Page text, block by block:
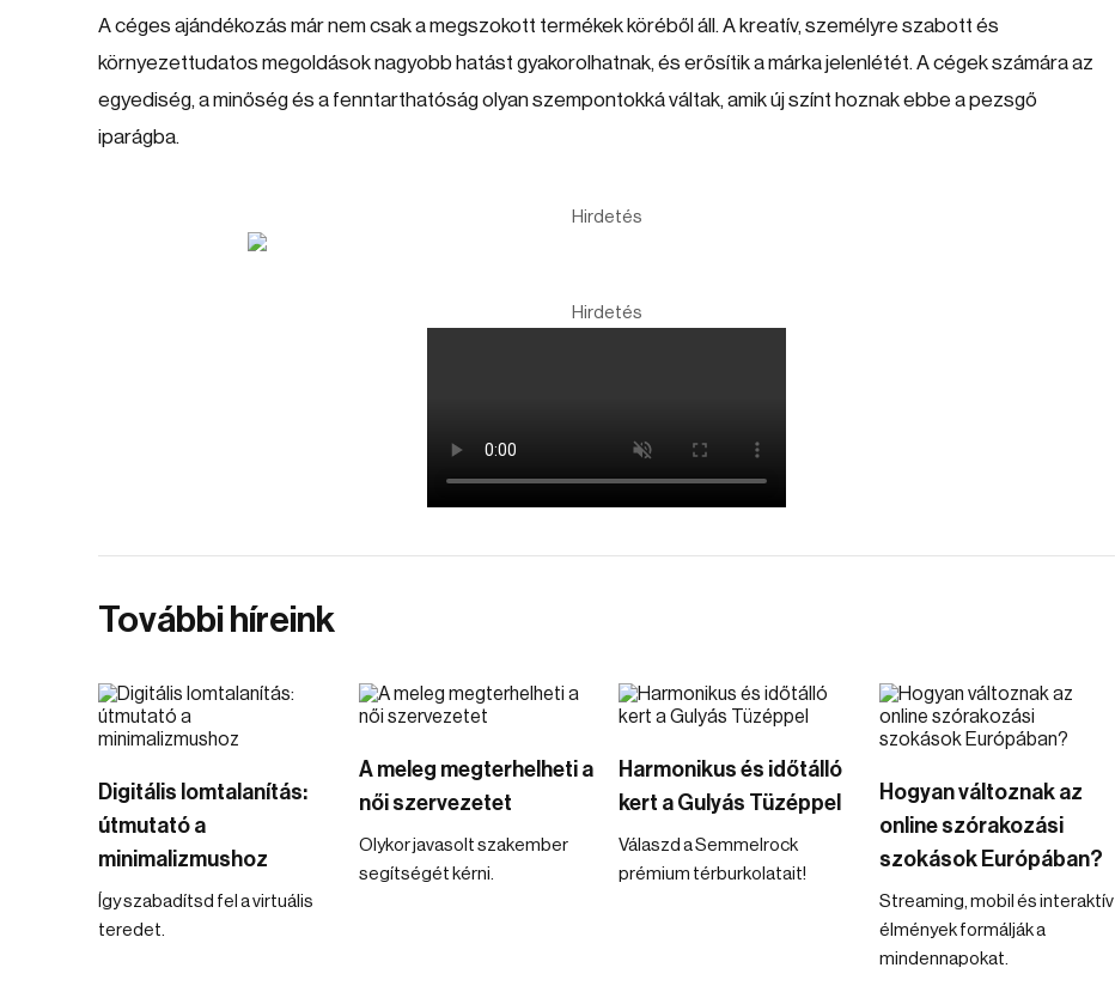
A céges ajándékozás már nem csak a megszokott termékek köréből áll. A kreatív, személyre szabott és
környezettudatos megoldások nagyobb hatást gyakorolhatnak, és erősítik a márka jelenlétét. A cégek számára az
egyediség, a minőség és a fenntarthatóság olyan szempontokká váltak, amik új színt hoznak ebbe a pezsgő
iparágba.
Hirdetés
Hirdetés
További híreink
Digitális lomtalanítás:
útmutató a
minimalizmushoz
Így szabadítsd fel a virtuális
teredet.
A meleg megterhelheti a
női szervezetet
Olykor javasolt szakember
segítségét kérni.
Harmonikus és időtálló
kert a Gulyás Tüzéppel
Válaszd a Semmelrock
prémium térburkolatait!
Hogyan változnak az
online szórakozási
szokások Európában?
Streaming, mobil és interaktív
élmények formálják a
mindennapokat.